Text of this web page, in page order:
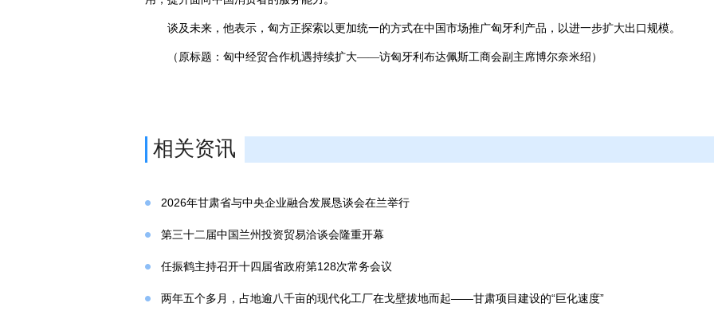
谈及未来，他表示，匈方正探索以更加统一的方式在中国市场推广匈牙利产品，以进一步扩大出口规模。
（原标题：匈中经贸合作机遇持续扩大——访匈牙利布达佩斯工商会副主席博尔奈米绍）
相关资讯
2026年甘肃省与中央企业融合发展恳谈会在兰举行
第三十二届中国兰州投资贸易洽谈会隆重开幕
任振鹤主持召开十四届省政府第128次常务会议
两年五个多月，占地逾八千亩的现代化工厂在戈壁拔地而起——甘肃项目建设的“巨化速度”